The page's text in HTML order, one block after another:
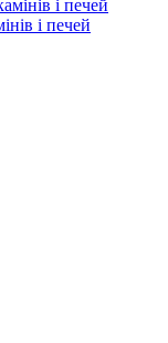
і печей